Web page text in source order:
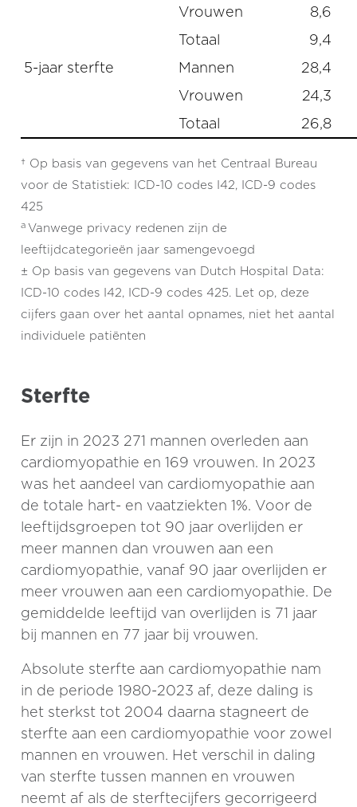
Vrouwen
8,6
Totaal
9,4
5-jaar sterfte
Mannen
28,4
Vrouwen
24,3
Totaal
26,8
† Op basis van gegevens van het Centraal Bureau
voor de Statistiek: ICD-10 codes I42, ICD-9 codes
425
a Vanwege privacy redenen zijn de
leeftijdcategorieën jaar samengevoegd
± Op basis van gegevens van Dutch Hospital Data:
ICD-10 codes I42, ICD-9 codes 425. Let op, deze
cijfers gaan over het aantal opnames, niet het aantal
individuele patiënten
Sterfte
Er zijn in 2023 271 mannen overleden aan
cardiomyopathie en 169 vrouwen. In 2023
was het aandeel van cardiomyopathie aan
de totale hart- en vaatziekten 1%. Voor de
leeftijdsgroepen tot 90 jaar overlijden er
meer mannen dan vrouwen aan een
cardiomyopathie, vanaf 90 jaar overlijden er
meer vrouwen aan een cardiomyopathie. De
gemiddelde leeftijd van overlijden is 71 jaar
bij mannen en 77 jaar bij vrouwen.
Absolute sterfte aan cardiomyopathie nam
in de periode 1980-2023 af, deze daling is
het sterkst tot 2004 daarna stagneert de
sterfte aan een cardiomyopathie voor zowel
mannen en vrouwen. Het verschil in daling
van sterfte tussen mannen en vrouwen
neemt af als de sterftecijfers gecorrigeerd